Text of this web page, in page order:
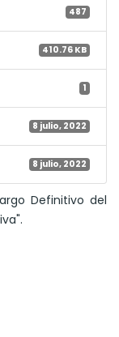
487
410.76 KB
1
8 julio, 2022
8 julio, 2022
Definitivo del